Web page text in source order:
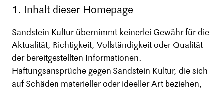
1. Inhalt dieser Homepage
Sandstein Kultur übernimmt keinerlei Gewähr für die
Aktualität, Richtigkeit, Vollständigkeit oder Qualität
der bereitgestellten Informationen.
Haftungsansprüche gegen Sandstein Kultur, die sich
auf Schäden materieller oder ideeller Art beziehen,